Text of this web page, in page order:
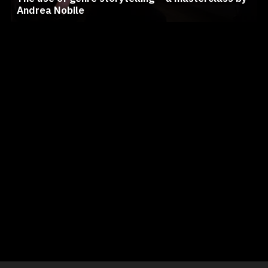
Andrea Nobile